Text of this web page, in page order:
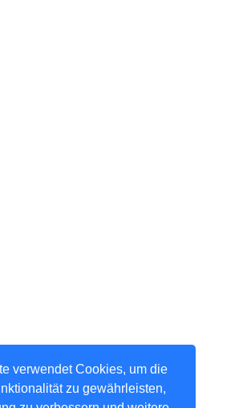
verwendet Cookies, um die
zu gewährleisten,